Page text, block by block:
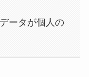
ータが個人の